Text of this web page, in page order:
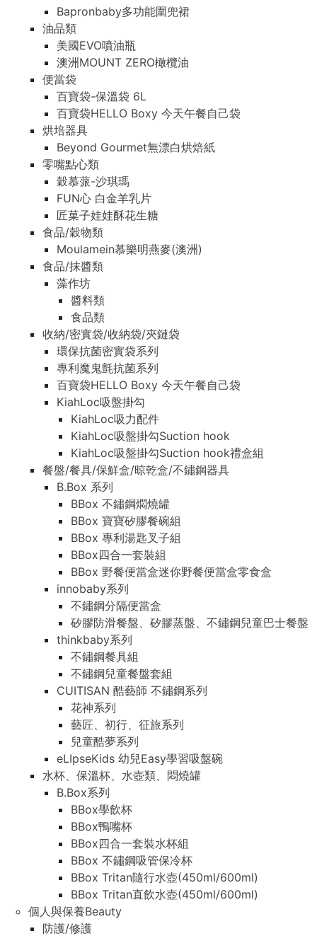
Bapronbaby多功能圍兜裙
油品類
美國EVO噴油瓶
澳洲MOUNT ZERO橄欖油
便當袋
百寶袋-保溫袋 6L
百寶袋HELLO Boxy 今天午餐自己袋
烘培器具
Beyond Gourmet無漂白烘焙紙
零嘴點心類
穀慕蒎-沙琪瑪
FUN心 白金羊乳片
匠菓子娃娃酥花生糖
食品/穀物類
Moulamein慕樂明燕麥(澳洲)
食品/抹醬類
藻作坊
醬料類
食品類
收納/密實袋/收納袋/夾鏈袋
環保抗菌密實袋系列
專利魔鬼氈抗菌系列
百寶袋HELLO Boxy 今天午餐自己袋
KiahLoc吸盤掛勾
KiahLoc吸力配件
KiahLoc吸盤掛勾Suction hook
KiahLoc吸盤掛勾Suction hook禮盒組
餐盤/餐具/保鮮盒/晾乾盒/不鏽鋼器具
B.Box 系列
BBox 不鏽鋼燜燒罐
BBox 寶寶矽膠餐碗組
BBox 專利湯匙叉子組
BBox四合一套裝組
BBox 野餐便當盒迷你野餐便當盒零食盒
innobaby系列
不鏽鋼分隔便當盒
矽膠防滑餐盤、矽膠蒸盤、不鏽鋼兒童巴士餐盤
thinkbaby系列
不鏽鋼餐具組
不鏽鋼兒童餐盤套組
CUITISAN 酷藝師 不鏽鋼系列
花神系列
藝匠、初行、征旅系列
兒童酷夢系列
eLIpseKids 幼兒Easy學習吸盤碗
水杯、保溫杯、水壺類、悶燒罐
B.Box系列
BBox學飲杯
BBox鴨嘴杯
BBox四合一套裝水杯組
BBox 不鏽鋼吸管保冷杯
BBox Tritan隨行水壺(450ml/600ml)
BBox Tritan直飲水壺(450ml/600ml)
個人與保養Beauty
防護/修護